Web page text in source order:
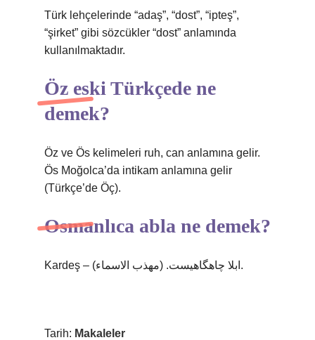
Türk lehçelerinde “adaş”, “dost”, “ipteş”,
“şirket” gibi sözcükler “dost” anlamında
kullanılmaktadır.
Öz eski Türkçede ne
demek?
Öz ve Ös kelimeleri ruh, can anlamına gelir.
Ös Moğolca’da intikam anlamına gelir
(Türkçe’de Öç).
Osmanlıca abla ne demek?
Kardeş – ابلا چاهگاهیست. (مهذب الاسماء).
Tarih: Makaleler